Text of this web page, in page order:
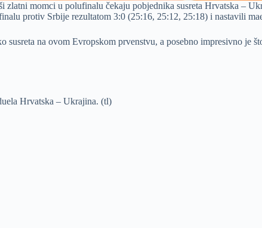
zlatni momci u polufinalu čekaju pobjednika susreta Hrvatska –
protiv Srbije rezultatom 3:0 (25:16, 25:12, 25:18) i nastavili
na ovom Evropskom prvenstvu, a posebno impresivno je
Hrvatska – Ukrajina. (tl)